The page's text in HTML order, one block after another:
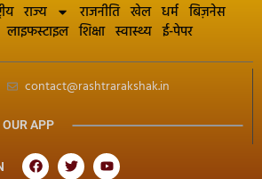
राज्य राजनीति खेल धर्म बिज़नेस
लाइफस्टाइल शिक्षा स्वास्थ्य ई-पेपर
contact@rashtrarakshak.in
APP